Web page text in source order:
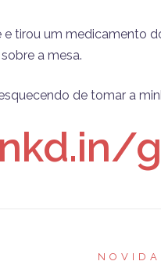
e tirou um medicamento
a mesa.
de tomar a